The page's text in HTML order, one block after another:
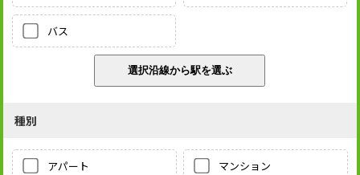
バス
種別
アパート マンション